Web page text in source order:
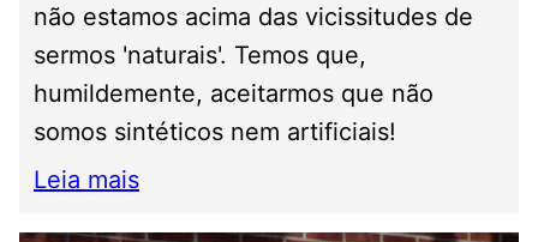
não estamos acima das vicissitudes de
sermos 'naturais'. Temos que,
humildemente, aceitarmos que não
somos sintéticos nem artificiais!
Leia mais